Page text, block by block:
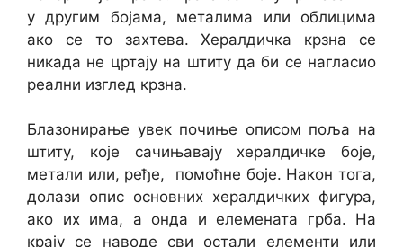
у другим бојама, металима или облицима
ако се то захтева. Хералдичка крзна се
никада не цртају на штиту да би се нагласио
реални изглед крзна.
Блазонирање увек почиње описом поља на
штиту, које сачињавају хералдичке боје,
метали или, ређе, помоћне боје. Након тога,
долази опис основних хералдичких фигура,
ако их има, а онда и елемената грба. На
крају се наводе сви остали елементи или